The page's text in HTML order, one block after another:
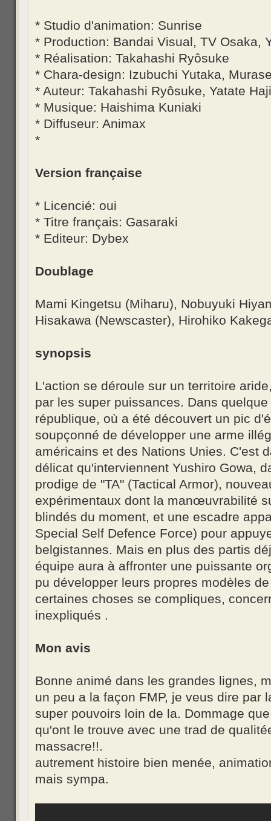
* Studio d'animation: Sunrise
* Production: Bandai Visual, TV Osaka,
* Réalisation: Takahashi Ryôsuke
* Chara-design: Izubuchi Yutaka,
* Auteur: Takahashi Ryôsuke, Yatate
* Musique: Haishima Kuniaki
* Diffuseur: Animax
*
Version française
* Licencié: oui
* Titre français: Gasaraki
* Editeur: Dybex
Doublage
Mami Kingetsu (Miharu), Nobuyuki
Hisakawa (Newscaster), Hirohiko
synopsis
L'action se déroule sur un territoire
par les super puissances. Dans
république, où a été découvert un pic
soupçonné de développer une arme
américains et des Nations Unies. C'est
délicat qu'interviennent Yushiro Gowa,
prodige de "TA" (Tactical Armor),
expérimentaux dont la manœuvrabilité
blindés du moment, et une escadre
Special Self Defence Force) pour
belgistannes. Mais en plus des partis
équipe aura à affronter une puissante
pu développer leurs propres modèles
certaines choses se compliques,
inexpliqués .
Mon avis
Bonne animé dans les grandes lignes,
un peu a la façon FMP, je veus dire par
super pouvoirs loin de la. Dommage
qu'ont le trouve avec une trad de
massacre!!.
autrement histoire bien menée,
mais sympa.